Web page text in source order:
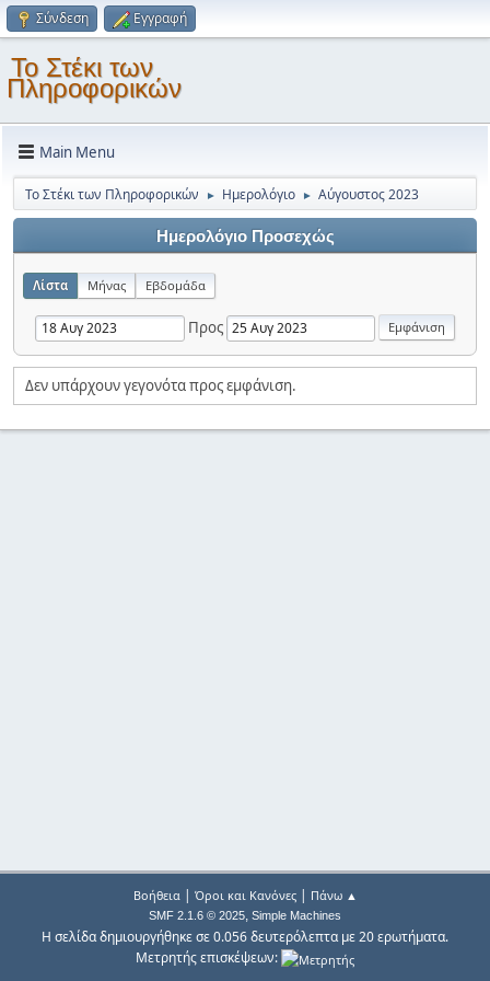
Σύνδεση Εγγραφή
Το Στέκι των
Πληροφορικών
Main Menu
Το Στέκι των Πληροφορικών ► Ημερολόγιο ► Αύγουστος 2023
Ημερολόγιο Προσεχώς
Λίστα Μήνας Εβδομάδα
Προς
Δεν υπάρχουν γεγονότα προς εμφάνιση.
Βοήθεια| Όροι και Κανόνες| Πάνω ▲
SMF 2.1.6 © 2025, Simple Machines
Η σελίδα δημιουργήθηκε σε 0.056 δευτερόλεπτα με 20 ερωτήματα.
Μετρητής επισκέψεων: